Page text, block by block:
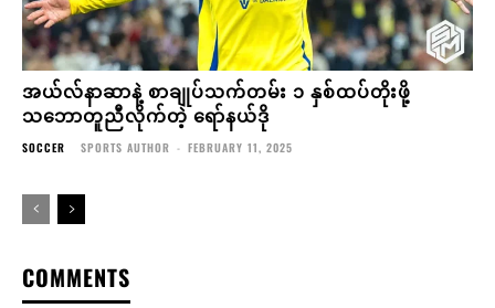
အယ်လ်နာဆာနဲ့ စာချုပ်သက်တမ်း ၁ နှစ်ထပ်တိုးဖို့
သဘောတူညီလိုက်တဲ့ ရော်နယ်ဒို
SOCCER SPORTS AUTHOR - FEBRUARY 11, 2025
COMMENTS